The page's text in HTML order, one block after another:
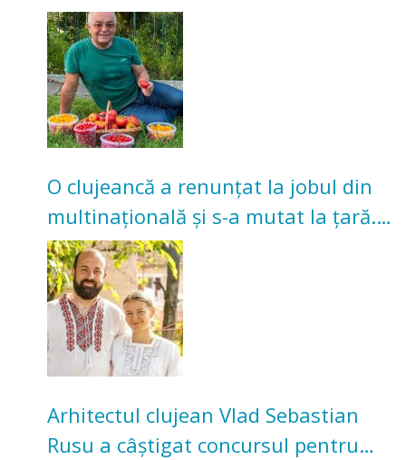
nu poate oferi această satisfacție”
O clujeancă a renunțat la jobul din
multinațională și s-a mutat la țară.
Acum cultivă legume în grădina
bunicilor
Arhitectul clujean Vlad Sebastian
Rusu a câștigat concursul pentru